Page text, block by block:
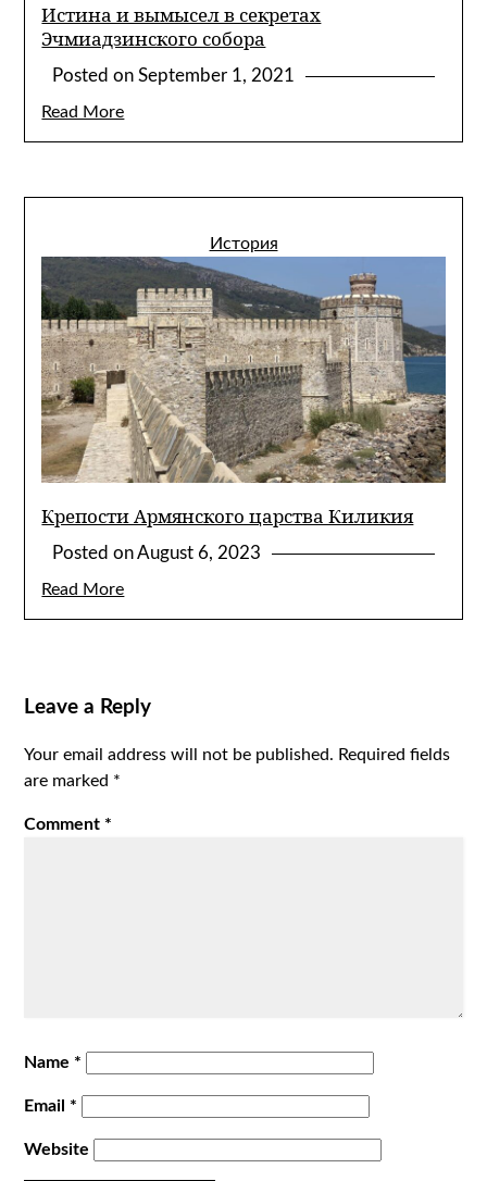
Истина и вымысел в секретах
Эчмиадзинского собора
Posted onSeptember 1, 2021
Read More
История
Крепости Армянского царства Киликия
Posted onAugust 6, 2023
Read More
Leave a Reply
Your email address will not be published. Required fields
are marked *
Comment *
Name *
Email *
Website